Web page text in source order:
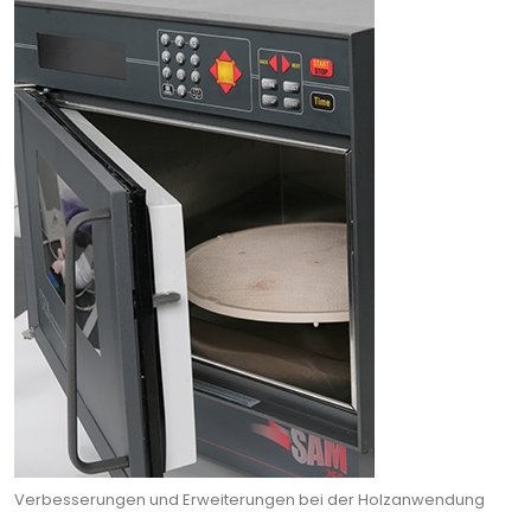
Verbesserungen und Erweiterungen bei der Holzanwendung